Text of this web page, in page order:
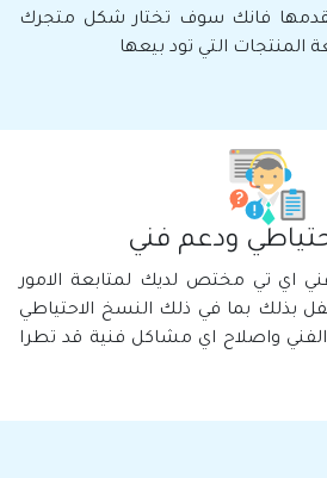
نقدمها فانك سوف تختار شكل متجرك
المنتجات التي تود بيعها
ودعم فني
اي تي مختص لديك لمتابعة الامور
بذلك بما في ذلك النسخ الاحتياطي
واصلاح اي مشاكل فنية قد تطرا